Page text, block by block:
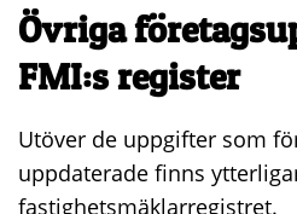
Övriga
FMI:s register
Utöver de uppgifter som
uppdaterade finns
fastighetsmäklarregistret.